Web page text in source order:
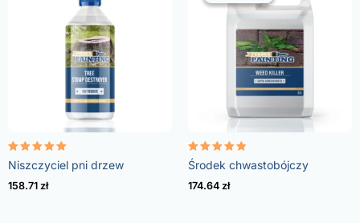
Oceniono
5.00
na 5
Niszczyciel pni drzew
158.71 zł
Oceniono
4.73
na 5
Środek chwastobójczy
174.64 zł